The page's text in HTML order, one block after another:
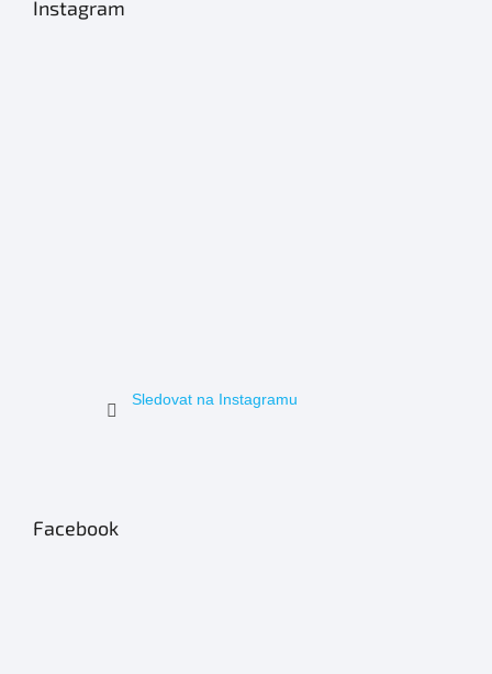
Instagram
Sledovat na Instagramu
Facebook